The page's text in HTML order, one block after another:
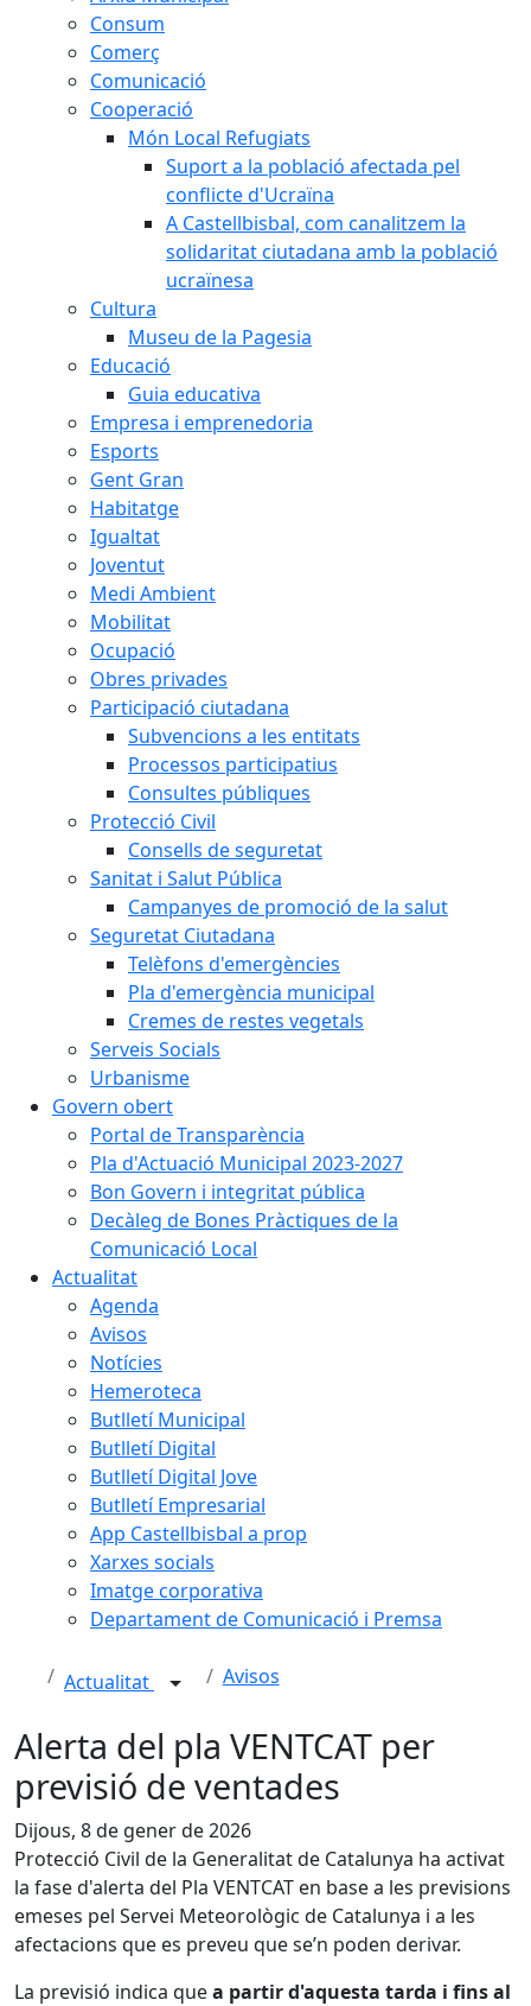
Consum
Comerç
Comunicació
Cooperació
Món Local Refugiats
Suport a la població afectada pel
conflicte d'Ucraïna
A Castellbisbal, com canalitzem la
solidaritat ciutadana amb la població
ucraïnesa
Cultura
Museu de la Pagesia
Educació
Guia educativa
Empresa i emprenedoria
Esports
Gent Gran
Habitatge
Igualtat
Joventut
Medi Ambient
Mobilitat
Ocupació
Obres privades
Participació ciutadana
Subvencions a les entitats
Processos participatius
Consultes públiques
Protecció Civil
Consells de seguretat
Sanitat i Salut Pública
Campanyes de promoció de la salut
Seguretat Ciutadana
Telèfons d'emergències
Pla d'emergència municipal
Cremes de restes vegetals
Serveis Socials
Urbanisme
Govern obert
Portal de Transparència
Pla d'Actuació Municipal 2023-2027
Bon Govern i integritat pública
Decàleg de Bones Pràctiques de la
Comunicació Local
Actualitat
Agenda
Avisos
Notícies
Hemeroteca
Butlletí Municipal
Butlletí Digital
Butlletí Digital Jove
Butlletí Empresarial
App Castellbisbal a prop
Xarxes socials
Imatge corporativa
Departament de Comunicació i Premsa
Actualitat Avisos
Alerta del pla VENTCAT per
previsió de ventades
Dijous, 8 de gener de 2026
Protecció Civil de la Generalitat de Catalunya ha activat
la fase d'alerta del Pla VENTCAT en base a les previsions
emeses pel Servei Meteorològic de Catalunya i a les
afectacions que es preveu que se’n poden derivar.
La previsió indica quea partir d'aquesta tarda i fins al